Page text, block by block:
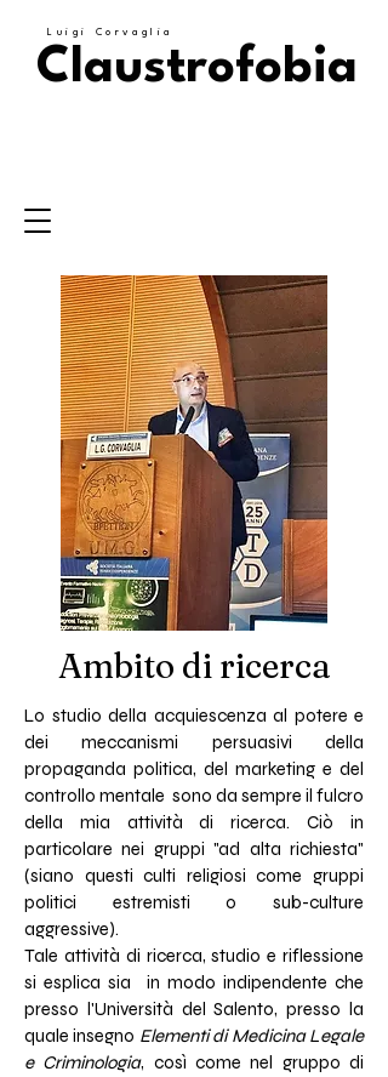
Luigi Corvaglia
Claustrofobia
Ambito di ricerca
Lo studio della acquiescenza al potere e
dei meccanismi persuasivi della
propaganda politica, del marketing e del
controllo mentale sono da sempre il fulcro
della mia attività di ricerca. Ciò in
particolare nei gruppi "ad alta richiesta"
(siano questi culti religiosi come gruppi
politici estremisti o sub-culture
aggressive).
Tale attività di ricerca, studio e riflessione
si esplica sia in modo indipendente che
presso l'Università del Salento, presso la
quale insegno Elementi di Medicina Legale
e Criminologia, così come nel gruppo di